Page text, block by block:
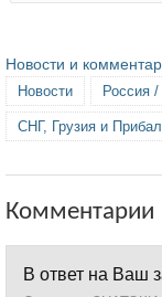
Новости и
Новости Россия
СНГ, Грузия и
Комментарии
В ответ на Ваш